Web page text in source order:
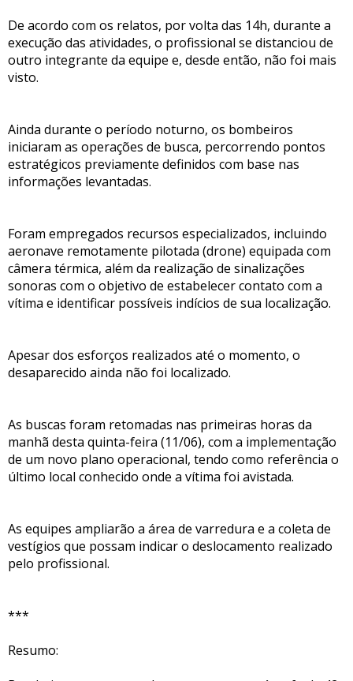
De acordo com os relatos, por volta das 14h, durante a
execução das atividades, o profissional se distanciou de
outro integrante da equipe e, desde então, não foi mais
visto.
Ainda durante o período noturno, os bombeiros
iniciaram as operações de busca, percorrendo pontos
estratégicos previamente definidos com base nas
informações levantadas.
Foram empregados recursos especializados, incluindo
aeronave remotamente pilotada (drone) equipada com
câmera térmica, além da realização de sinalizações
sonoras com o objetivo de estabelecer contato com a
vítima e identificar possíveis indícios de sua localização.
Apesar dos esforços realizados até o momento, o
desaparecido ainda não foi localizado.
As buscas foram retomadas nas primeiras horas da
manhã desta quinta-feira (11/06), com a implementação
de um novo plano operacional, tendo como referência o
último local conhecido onde a vítima foi avistada.
As equipes ampliarão a área de varredura e a coleta de
vestígios que possam indicar o deslocamento realizado
pelo profissional.
***
Resumo: